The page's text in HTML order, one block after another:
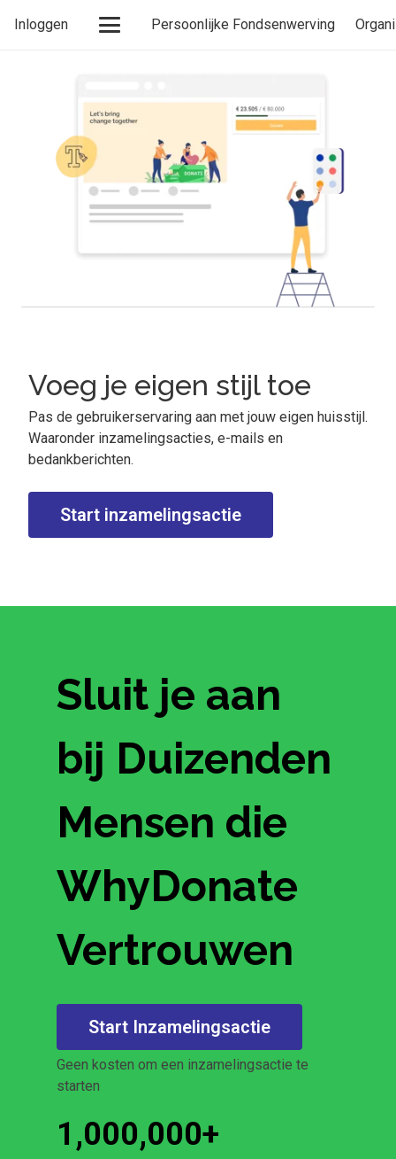
Inloggen Persoonlijke Fondsenwerving
Voeg je eigen stijl toe
Pas de gebruikerservaring aan met jouw eigen huisstijl.
Waaronder inzamelingsacties, e-mails en
bedankberichten.
Start inzamelingsactie
Sluit je aan
bij Duizenden
Mensen die
WhyDonate
Vertrouwen
Start Inzamelingsactie
Geen kosten om een inzamelingsactie te
starten
1,000,000+